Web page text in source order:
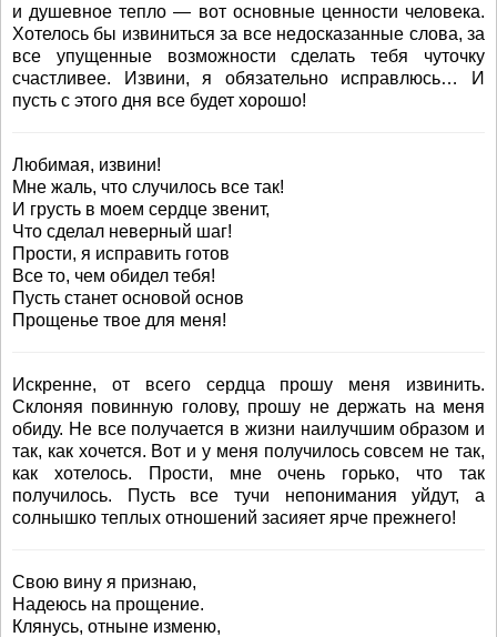
и душевное тепло — вот основные ценности человека.
Хотелось бы извиниться за все недосказанные слова, за
все упущенные возможности сделать тебя чуточку
счастливее. Извини, я обязательно исправлюсь… И
пусть с этого дня все будет хорошо!
Любимая, извини!
Мне жаль, что случилось все так!
И грусть в моем сердце звенит,
Что сделал неверный шаг!
Прости, я исправить готов
Все то, чем обидел тебя!
Пусть станет основой основ
Прощенье твое для меня!
Искренне, от всего сердца прошу меня извинить.
Склоняя повинную голову, прошу не держать на меня
обиду. Не все получается в жизни наилучшим образом и
так, как хочется. Вот и у меня получилось совсем не так,
как хотелось. Прости, мне очень горько, что так
получилось. Пусть все тучи непонимания уйдут, а
солнышко теплых отношений засияет ярче прежнего!
Свою вину я признаю,
Надеюсь на прощение.
Клянусь, отныне изменю,